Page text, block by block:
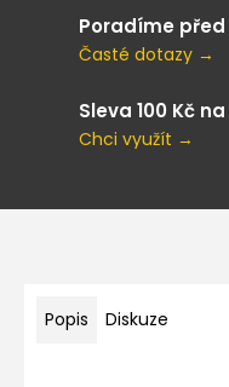
Poradíme
Časté dotazy →
Sleva 100 Kč
Chci využít →
Popis Diskuze